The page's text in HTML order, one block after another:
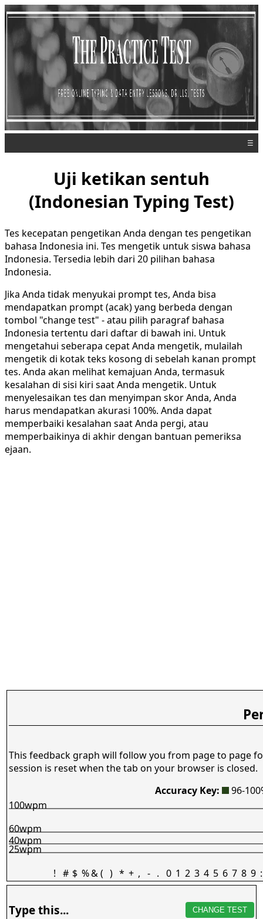
☰
Uji ketikan sentuh
(Indonesian Typing Test)
Tes kecepatan pengetikan Anda dengan tes pengetikan
bahasa Indonesia ini. Tes mengetik untuk siswa bahasa
Indonesia. Tersedia lebih dari 20 pilihan bahasa
Indonesia.
Jika Anda tidak menyukai prompt tes, Anda bisa
mendapatkan prompt (acak) yang berbeda dengan
tombol "change test" - atau pilih paragraf bahasa
Indonesia tertentu dari daftar di bawah ini. Untuk
mengetahui seberapa cepat Anda mengetik, mulailah
mengetik di kotak teks kosong di sebelah kanan prompt
tes. Anda akan melihat kemajuan Anda, termasuk
kesalahan di sisi kiri saat Anda mengetik. Untuk
menyelesaikan tes dan menyimpan skor Anda, Anda
harus mendapatkan akurasi 100%. Anda dapat
memperbaiki kesalahan saat Anda pergi, atau
memperbaikinya di akhir dengan bantuan pemeriksa
ejaan.
This feedback graph will follow you from page to page
session is reset when the tab on your browser is closed.
Accuracy Key:
96-
! # $ %&( ) * + , - . 0 1 2 3 4 5 6 7 8 9 :
25wpm
40wpm
60wpm
100wpm
Type this... CHANGE TEST